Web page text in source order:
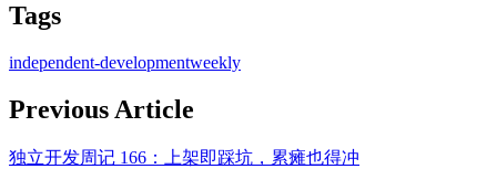
Tags
independent-developmentweekly
Previous Article
独立开发周记 166：上架即踩坑，累瘫也得冲